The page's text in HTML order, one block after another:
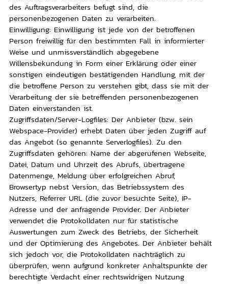
des Auftragsverarbeiters befugt sind, die
personenbezogenen Daten zu verarbeiten.
Einwilligung: Einwilligung ist jede von der betroffenen
Person freiwillig für den bestimmten Fall in informierter
Weise und unmissverständlich abgegebene
Willensbekundung in Form einer Erklärung oder einer
sonstigen eindeutigen bestätigenden Handlung, mit der
die betroffene Person zu verstehen gibt, dass sie mit der
Verarbeitung der sie betreffenden personenbezogenen
Daten einverstanden ist.
Zugriffsdaten/Server-Logfiles: Der Anbieter (bzw. sein
Webspace-Provider) erhebt Daten über jeden Zugriff auf
das Angebot (so genannte Serverlogfiles). Zu den
Zugriffsdaten gehören: Name der abgerufenen Webseite,
Datei, Datum und Uhrzeit des Abrufs, übertragene
Datenmenge, Meldung über erfolgreichen Abruf,
Browsertyp nebst Version, das Betriebssystem des
Nutzers, Referrer URL(die zuvor besuchte Seite), IP-
Adresse und der anfragende Provider. Der Anbieter
verwendet die Protokolldaten nur für statistische
Auswertungen zum Zweck des Betriebs, der Sicherheit
und der Optimierung des Angebotes. Der Anbieter behält
sich jedoch vor, die Protokolldaten nachträglich zu
überprüfen, wenn aufgrund konkreter Anhaltspunkte der
berechtigte Verdacht einer rechtswidrigen Nutzung